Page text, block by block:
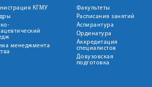
КГМУ
менеджмента
Факультеты
Расписания занятий
Аспирантура
Ординатура
Аккредитация
специалистов
Довузовская
подготовка